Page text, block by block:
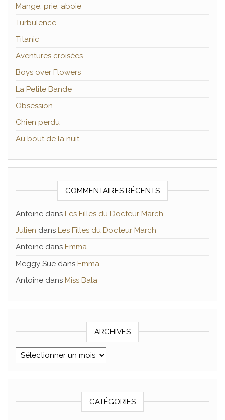
Mange, prie, aboie
Turbulence
Titanic
Aventures croisées
Boys over Flowers
La Petite Bande
Obsession
Chien perdu
Au bout de la nuit
COMMENTAIRES RÉCENTS
Antoine dans Les Filles du Docteur March
Julien dans Les Filles du Docteur March
Antoine dans Emma
Meggy Sue dans Emma
Antoine dans Miss Bala
ARCHIVES
Archives
CATÉGORIES